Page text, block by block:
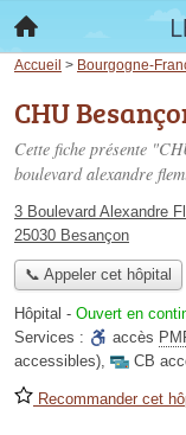
Accueil > Bourgogne-
CHU
Cette fiche présente
boulevard alexandre
3 Boulevard Alexandre
25030 Besançon
📞 Appeler cet hôpital
Hôpital - Ouvert en
Services :
accès
accessibles), CB
Recommander cet